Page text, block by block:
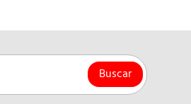
Buscar